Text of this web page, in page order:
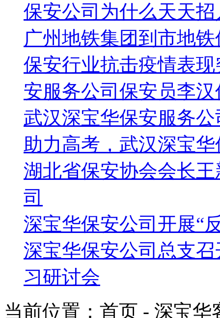
保安公司为什么天天招
广州地铁集团到市地
保安行业抗击疫情表
安服务公司保安员李汉
武汉深宝华保安服务
助力高考，武汉深宝
湖北省保安协会会长
司
深宝华保安公司开展“
深宝华保安公司总支
习研讨会
当前位置：首页 - 深宝